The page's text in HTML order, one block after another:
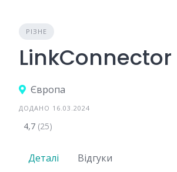
РІЗНЕ
LinkConnector
Європа
ДОДАНО 16.03.2024
4,7 (25)
Деталі Відгуки